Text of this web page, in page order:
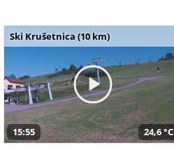
Ski Krušetnica (10 km)
15:55 24,6 °C